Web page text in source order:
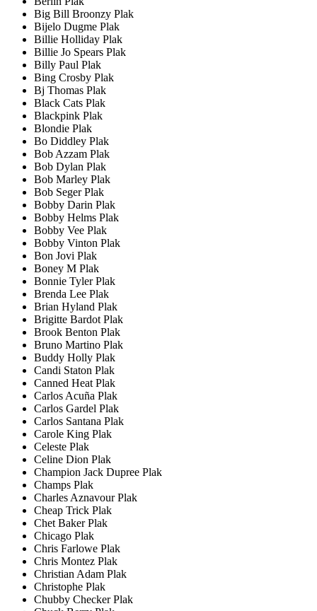
Big Bill Broonzy Plak
Bijelo Dugme Plak
Billie Holliday Plak
Billie Jo Spears Plak
Billy Paul Plak
Bing Crosby Plak
Bj Thomas Plak
Black Cats Plak
Blackpink Plak
Blondie Plak
Bo Diddley Plak
Bob Azzam Plak
Bob Dylan Plak
Bob Marley Plak
Bob Seger Plak
Bobby Darin Plak
Bobby Helms Plak
Bobby Vee Plak
Bobby Vinton Plak
Bon Jovi Plak
Boney M Plak
Bonnie Tyler Plak
Brenda Lee Plak
Brian Hyland Plak
Brigitte Bardot Plak
Brook Benton Plak
Bruno Martino Plak
Buddy Holly Plak
Candi Staton Plak
Canned Heat Plak
Carlos Acuña Plak
Carlos Gardel Plak
Carlos Santana Plak
Carole King Plak
Celeste Plak
Celine Dion Plak
Champion Jack Dupree Plak
Champs Plak
Charles Aznavour Plak
Cheap Trick Plak
Chet Baker Plak
Chicago Plak
Chris Farlowe Plak
Chris Montez Plak
Christian Adam Plak
Christophe Plak
Chubby Checker Plak